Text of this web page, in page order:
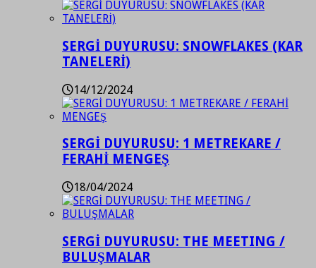
SERGİ DUYURUSU: SNOWFLAKES (KAR
TANELERİ)
14/12/2024
SERGİ DUYURUSU: 1 METREKARE /
FERAHİ MENGEŞ
18/04/2024
SERGİ DUYURUSU: THE MEETING /
BULUŞMALAR